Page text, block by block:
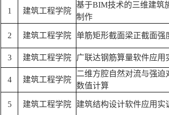
1 建筑工程学院
基于BIM技术的三维建筑
制作
2 建筑工程学院 单筋矩形截面梁正截面强
3 建筑工程学院 广联达钢筋算量软件应用
4 建筑工程学院
二维方腔自然对流与强迫
数值计算
5 建筑工程学院 建筑结构设计软件应用实训